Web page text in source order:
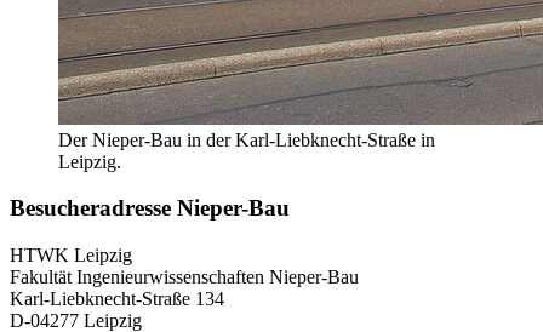
Der Nieper-Bau in der Karl-Liebknecht-Straße in
Leipzig.
Besucheradresse Nieper-Bau
HTWK Leipzig
Fakultät Ingenieurwissenschaften Nieper-Bau
Karl-Liebknecht-Straße 134
D-04277 Leipzig